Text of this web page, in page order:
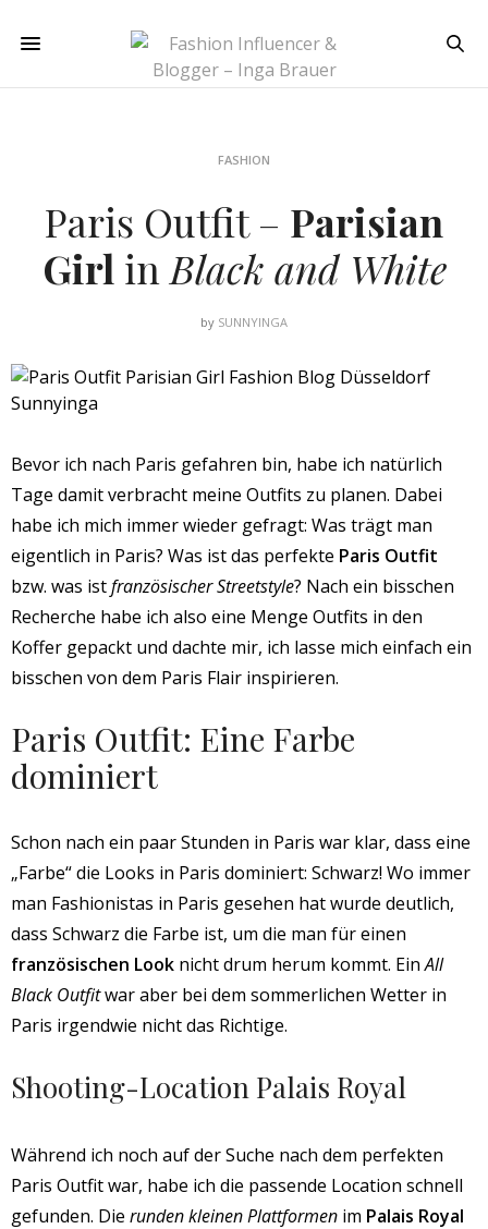
FASHION
Paris Outfit – Parisian
Girl in Black and White
by SUNNYINGA
Bevor ich nach Paris gefahren bin, habe ich natürlich
Tage damit verbracht meine Outfits zu planen. Dabei
habe ich mich immer wieder gefragt: Was trägt man
eigentlich in Paris? Was ist das perfekte Paris Outfit
bzw. was istfranzösischer Streetstyle? Nach ein bisschen
Recherche habe ich also eine Menge Outfits in den
Koffer gepackt und dachte mir, ich lasse mich einfach ein
bisschen von dem Paris Flair inspirieren.
Paris Outfit: Eine Farbe
dominiert
Schon nach ein paar Stunden in Paris war klar, dass eine
„Farbe“ die Looks in Paris dominiert: Schwarz! Wo immer
man Fashionistas in Paris gesehen hat wurde deutlich,
dass Schwarz die Farbe ist, um die man für einen
französischen Look nicht drum herum kommt. EinAll
Black Outfitwar aber bei dem sommerlichen Wetter in
Paris irgendwie nicht das Richtige.
Shooting-Location Palais Royal
Während ich noch auf der Suche nach dem perfekten
Paris Outfit war, habe ich die passende Location schnell
gefunden. Die runden kleinen Plattformen im Palais Royal